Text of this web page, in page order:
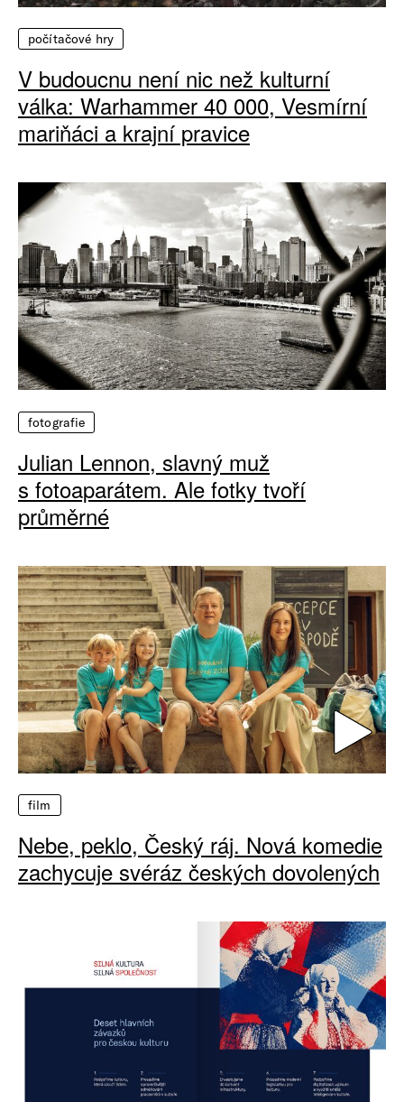
počítačové hry
V budoucnu není nic než kulturní
válka: Warhammer 40 000, Vesmírní
mariňáci a krajní pravice
fotografie
Julian Lennon, slavný muž
s fotoaparátem. Ale fotky tvoří
průměrné
film
Nebe, peklo, Český ráj. Nová komedie
zachycuje svéráz českých dovolených